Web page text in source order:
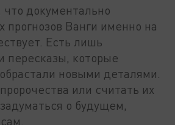
документально
прогнозов Ванги именно на
Есть лишь
пересказы, которые
новыми деталями.
или считать их
о будущем,